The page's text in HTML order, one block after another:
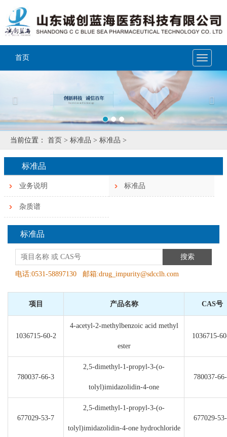
Toggle
首页
当前位置： 首页 > 标准品 > 标准品 >
标准品
业务说明 标准品
杂质谱
标准品
搜索
电话:0531-58897130 邮箱:drug_impurity@sdcclh.com
项目 产品名称 CAS号
1036715-60-2
4-acetyl-2-methylbenzoic acid methyl
ester
1036715-
780037-66-3
2,5-dimethyl-1-propyl-3-(o-
tolyl)imidazolidin-4-one
780037-
677029-53-7
2,5-dimethyl-1-propyl-3-(o-
tolyl)imidazolidin-4-one hydrochloride
677029-